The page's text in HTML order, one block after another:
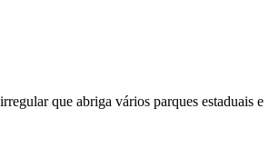
que abriga vários parques estaduais e